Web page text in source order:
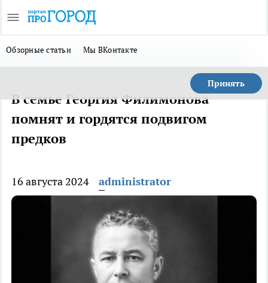
Обзорные статьи Мы ВКонтакте
Принять
В семье Георгия Филимонова
помнят и гордятся подвигом
предков
16 августа 2024 administrator